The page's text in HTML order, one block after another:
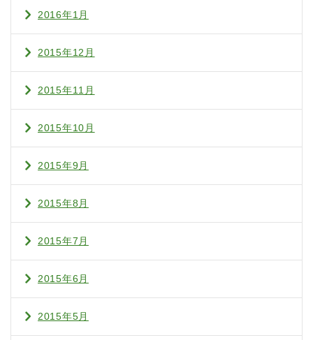
2016年1月
2015年12月
2015年11月
2015年10月
2015年9月
2015年8月
2015年7月
2015年6月
2015年5月